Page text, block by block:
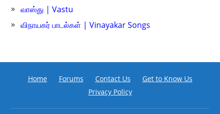
வாஸ்து | Vastu
விநாயகர் பாடல்கள் | Vinayakar Songs
Home Forums Contact Us
Get to Know Us
Privacy Policy